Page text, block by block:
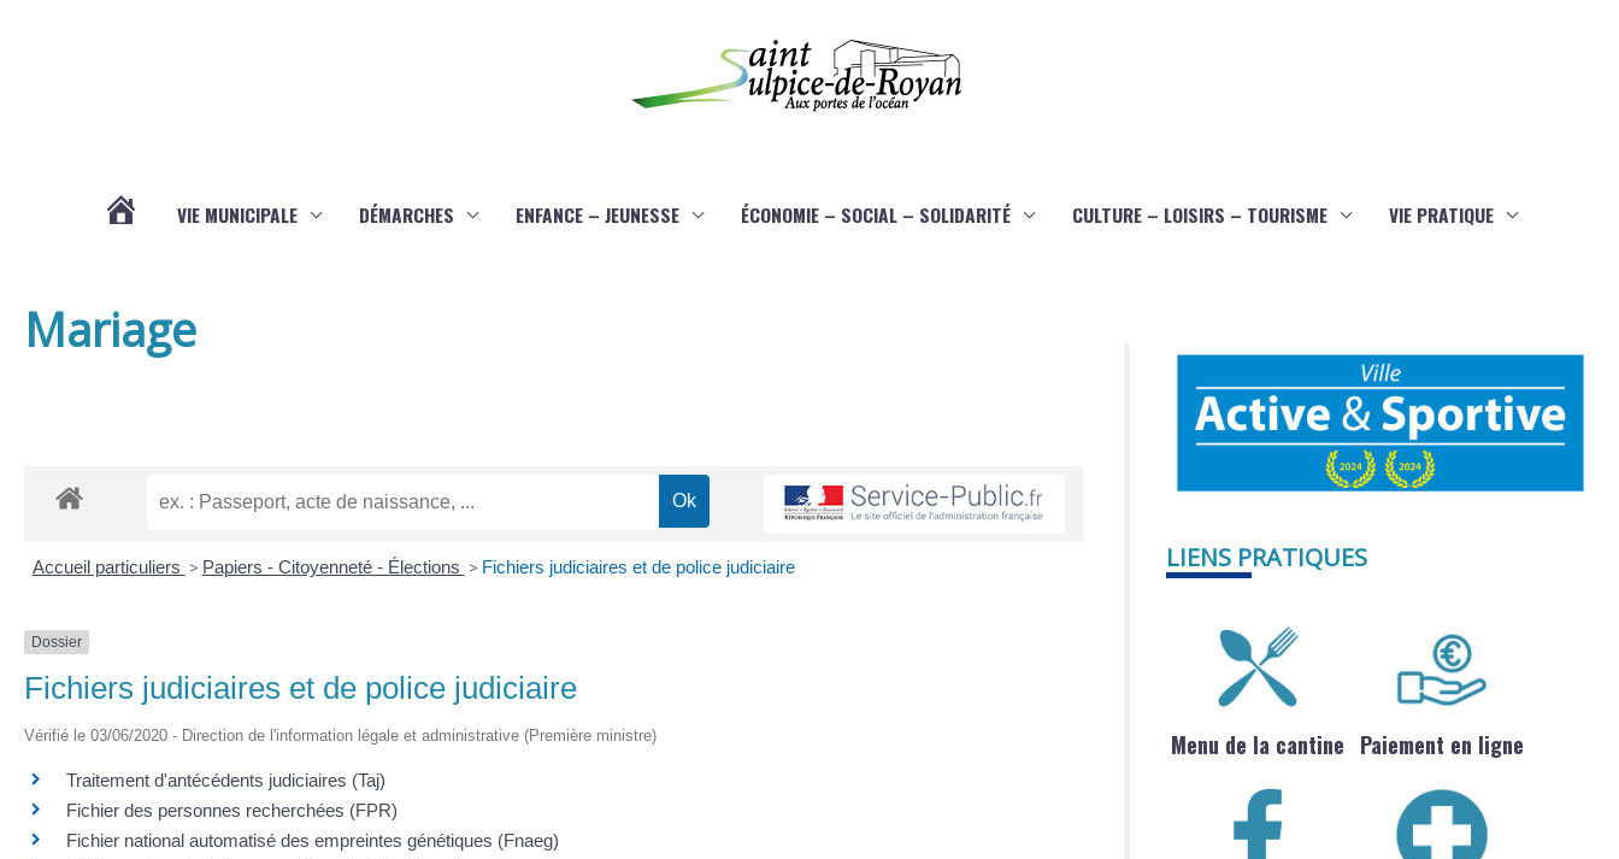
VIE MUNICIPALE DÉMARCHES ENFANCE – JEUNESSE ÉCONOMIE – SOCIAL – SOLIDARITÉ CULTURE – LOISIRS – TOURISME VIE PRATIQUE
Mariage
Accueil particuliers > Papiers - Citoyenneté - Élections > Fichiers judiciaires et de police judiciaire
Dossier
Fichiers judiciaires et de police judiciaire
Vérifié le 03/06/2020 - Direction de l'information légale et administrative (Première ministre)
Traitement d'antécédents judiciaires (Taj)
Fichier des personnes recherchées (FPR)
Fichier national automatisé des empreintes génétiques (Fnaeg)
LIENS PRATIQUES
Menu de la cantine Paiement en ligne